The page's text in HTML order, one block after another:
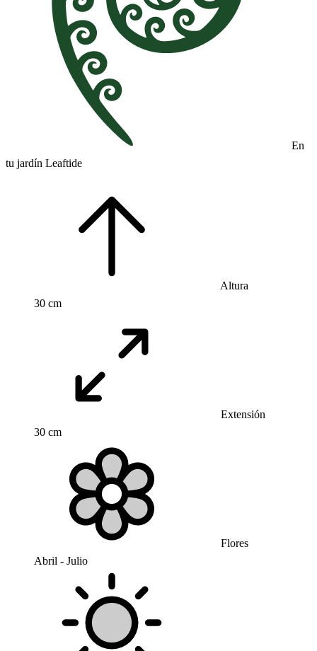
En
tu jardín Leaftide
Altura
30 cm
Extensión
30 cm
Flores
Abril - Julio